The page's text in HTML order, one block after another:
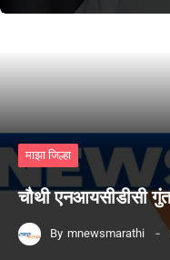
माझा जिल्हा
चौथी एनआयसीडीसी
By mnewsmarathi